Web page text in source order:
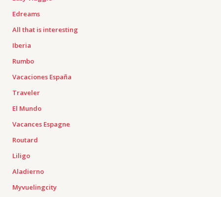
Edreams
All that is interesting
Iberia
Rumbo
Vacaciones España
Traveler
El Mundo
Vacances Espagne
Routard
Liligo
Aladierno
Myvuelingcity